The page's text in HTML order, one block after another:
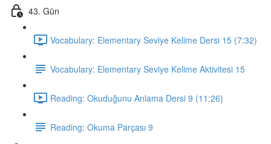
43. Gün
Vocabulary: Elementary Seviye Kelime Dersi 15 (7:32)
Vocabulary: Elementary Seviye Kelime Aktivitesi 15
Reading: Okuduğunu Anlama Dersi 9 (11:26)
Reading: Okuma Parçası 9